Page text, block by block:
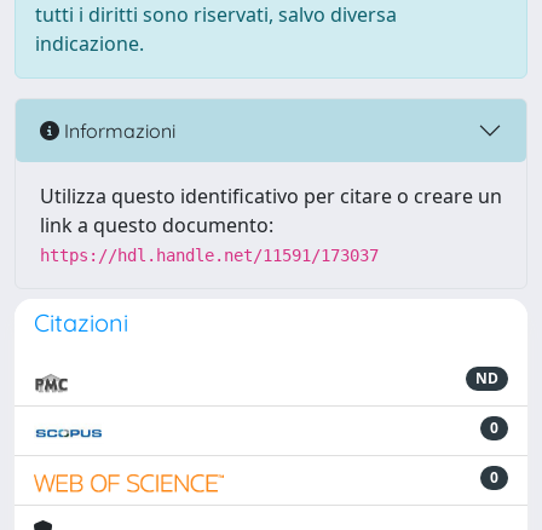
tutti i diritti sono riservati, salvo diversa
indicazione.
Informazioni
Utilizza questo identificativo per citare o creare un
link a questo documento:
https://hdl.handle.net/11591/173037
Citazioni
ND
0
0